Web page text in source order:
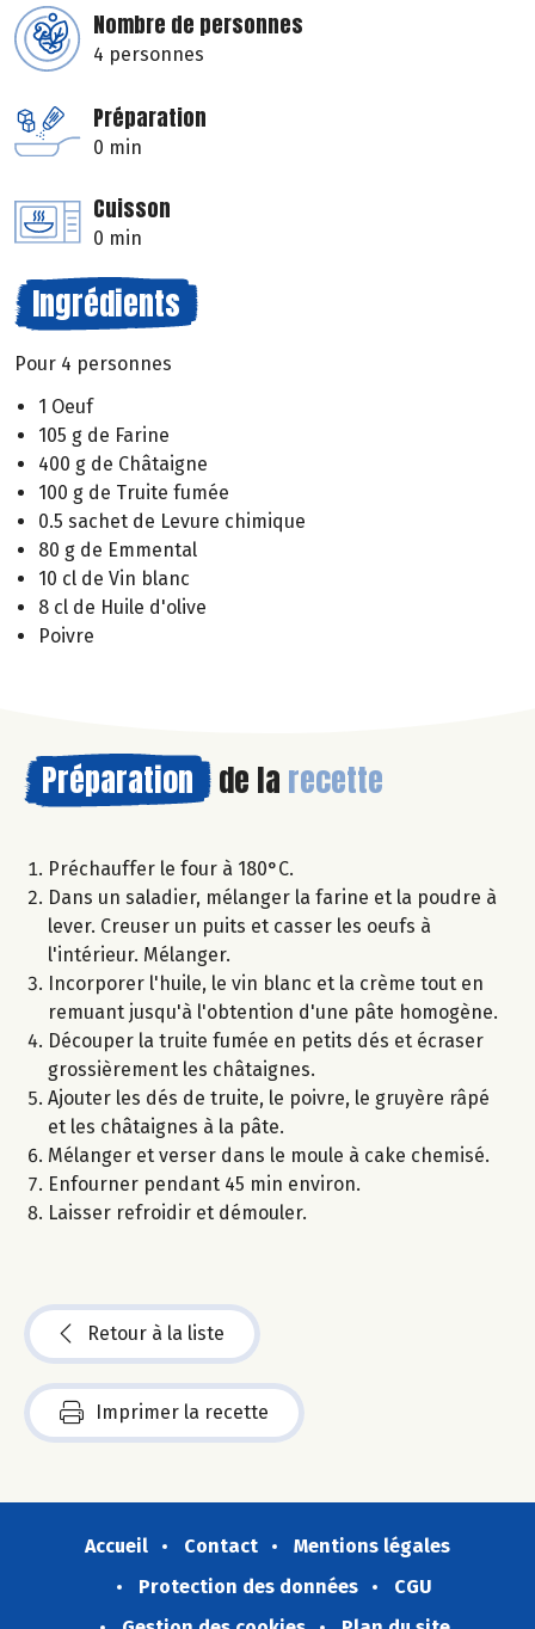
Nombre de personnes
4 personnes
Préparation
0 min
Cuisson
0 min
Ingrédients
Pour 4 personnes
1 Oeuf
105 g de Farine
400 g de Châtaigne
100 g de Truite fumée
0.5 sachet de Levure chimique
80 g de Emmental
10 cl de Vin blanc
8 cl de Huile d'olive
Poivre
Préparation de la recette
Préchauffer le four à 180°C.
Dans un saladier, mélanger la farine et la poudre à
lever. Creuser un puits et casser les oeufs à
l'intérieur. Mélanger.
Incorporer l'huile, le vin blanc et la crème tout en
remuant jusqu'à l'obtention d'une pâte homogène.
Découper la truite fumée en petits dés et écraser
grossièrement les châtaignes.
Ajouter les dés de truite, le poivre, le gruyère râpé
et les châtaignes à la pâte.
Mélanger et verser dans le moule à cake chemisé.
Enfourner pendant 45 min environ.
Laisser refroidir et démouler.
Retour à la liste
Imprimer la recette
Accueil Contact
Mentions légales
Protection des données
CGU